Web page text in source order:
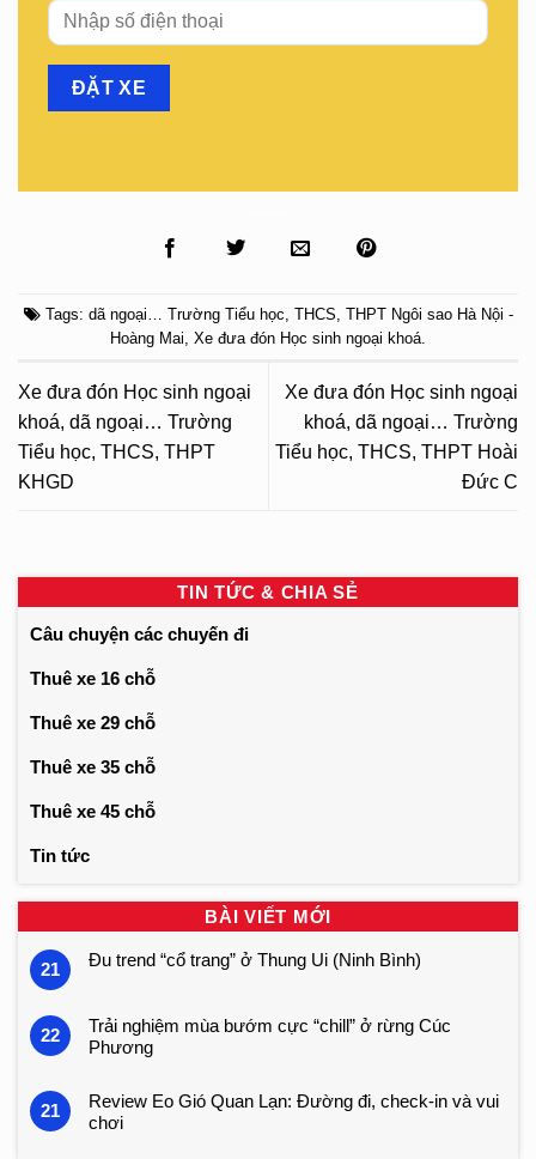
Tags: dã ngoại… Trường Tiểu học THCS THPT Ngôi sao Hà Nội -
Hoàng Mai Xe đưa đón Học sinh ngoại khoá
Xe đưa đón Học sinh ngoại
khoá, dã ngoại… Trường
Tiểu học, THCS, THPT
KHGD
Xe đưa đón Học sinh ngoại
khoá, dã ngoại… Trường
Tiểu học, THCS, THPT Hoài
Đức C
TIN TỨC & CHIA SẺ
Câu chuyện các chuyến đi
Thuê xe 16 chỗ
Thuê xe 29 chỗ
Thuê xe 35 chỗ
Thuê xe 45 chỗ
Tin tức
BÀI VIẾT MỚI
21 Đu trend “cổ trang” ở Thung Ui (Ninh Bình)
22
Trải nghiệm mùa bướm cực “chill” ở rừng Cúc
Phương
21
Review Eo Gió Quan Lạn: Đường đi, check-in và vui
chơi